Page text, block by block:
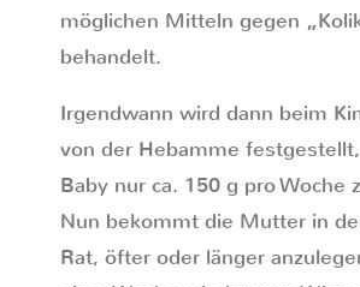
möglichen Mitteln gegen
behandelt.
Irgendwann wird dann beim
von der Hebamme
Baby nur ca. 150 g pro Woche
Nun bekommt die Mutter in
Rat, öfter oder länger